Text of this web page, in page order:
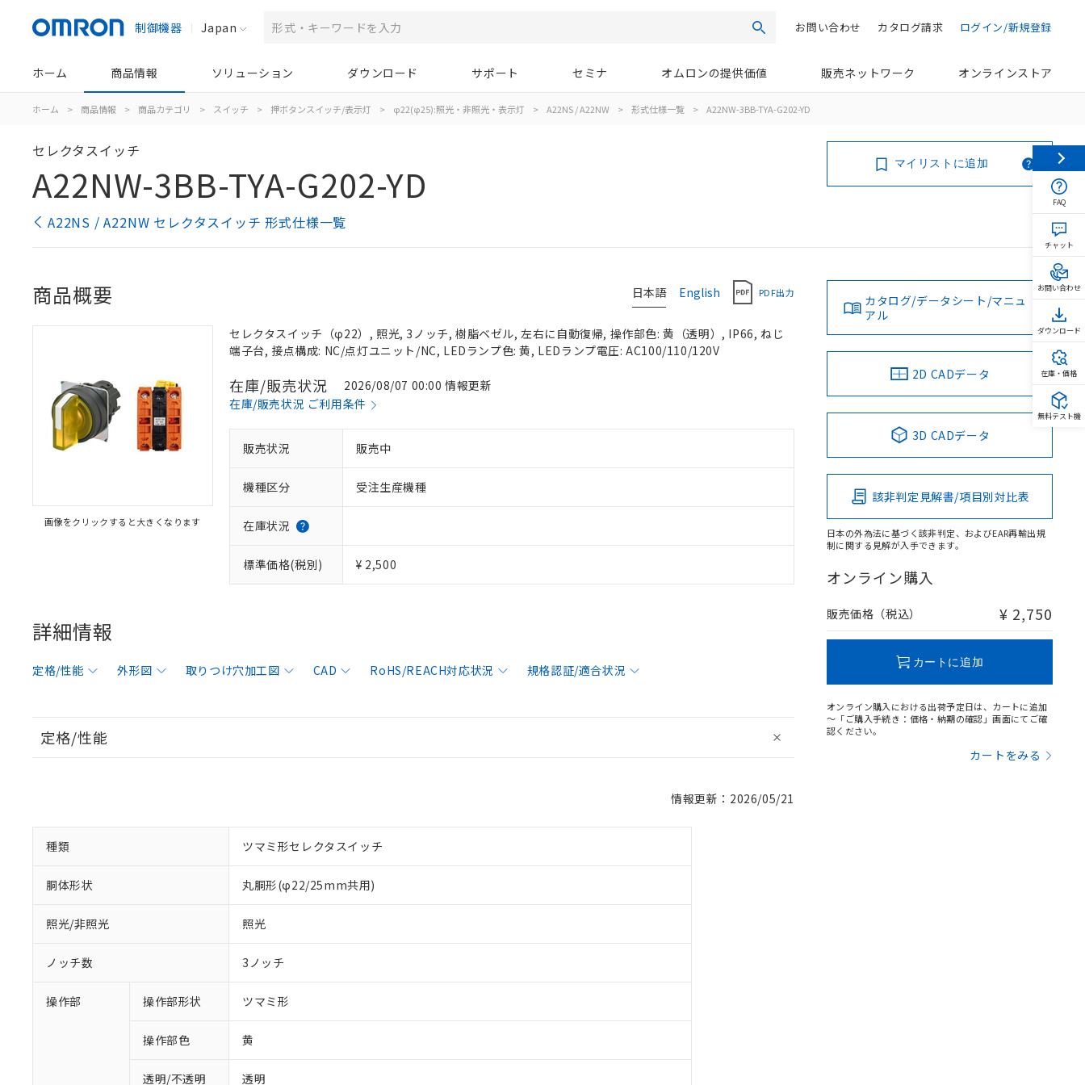
制御機器 Japan 検索 ログイン/新規登録
カタログ請求
お問い合わせ
ホーム 商品情報 ソリューション ダウンロード サポート セミナ オムロンの提供価値 販売ネットワーク オンラインストア
ホーム > 商品情報 > 商品カテゴリ > スイッチ > 押ボタンスイッチ/表示灯 > φ22(φ25):照光・非照光・表示灯 > A22NS / A22NW > 形式仕様一覧 > A22NW-3BB-TYA-G202-YD
セレクタスイッチ
A22NW-3BB-TYA-G202-YD
A22NS / A22NW セレクタスイッチ 形式仕様一覧
マイリストに追加
日本語 English PDF出力
商品概要
画像をクリックすると大きくなります
セレクタスイッチ（φ22）, 照光, 3ノッチ, 樹脂ベゼル, 左右に自動復帰, 操作部色: 黄（透明）, IP66, ねじ
端子台, 接点構成: NC/点灯ユニット/NC, LEDランプ色: 黄, LEDランプ電圧: AC100/110/120V
在庫/販売状況
2026/08/07 00:00 情報更新
在庫/販売状況 ご利用条件
販売状況 販売中
機種区分 受注生産機種
在庫状況
標準価格(税別) ¥ 2,500
詳細情報
定格/性能 外形図 取りつけ穴加工図 CAD RoHS/REACH対応状況 規格認証/適合状況
定格/性能
情報更新：2026/05/21
種類 ツマミ形セレクタスイッチ
胴体形状 丸胴形(φ22/25mm共用)
照光/非照光 照光
ノッチ数 3ノッチ
操作部 操作部形状 ツマミ形
操作部色 黄
透明/不透明 透明
カタログ/データシート/マニュ
アル
2D CADデータ
3D CADデータ
該非判定見解書/項目別対比表
日本の外為法に基づく該非判定、およびEAR再輸出規
制に関する見解が入手できます。
オンライン購入
販売価格（税込） ¥ 2,750
カートに追加
オンライン購入における出荷予定日は、カートに追加
～「ご購入手続き：価格・納期の確認」画面にてご確
認ください。
カートをみる
FAQ
チャット
お問い合わせ
ダウンロード
在庫・価格
無料テスト機